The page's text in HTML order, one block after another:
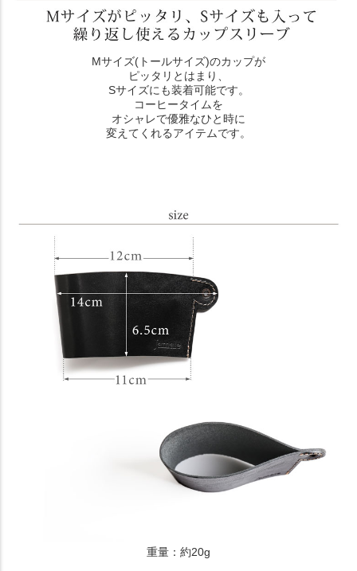
Mサイズ(トールサイズ)のカップが
ピッタリとはまり、
Sサイズにも装着可能です。
コーヒータイムを
オシャレで優雅なひと時に
変えてくれるアイテムです。
重量：約20g